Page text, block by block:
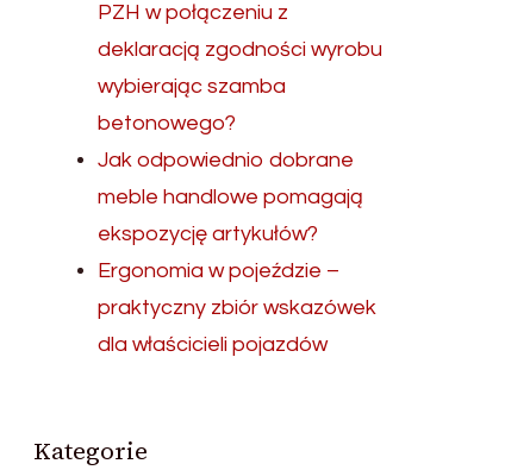
PZH w połączeniu z
deklaracją zgodności wyrobu
wybierając szamba
betonowego?
Jak odpowiednio dobrane
meble handlowe pomagają
ekspozycję artykułów?
Ergonomia w pojeździe –
praktyczny zbiór wskazówek
dla właścicieli pojazdów
Kategorie